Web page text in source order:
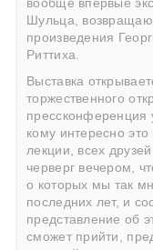
вообще впервые
Шульца,
произведения
Риттиха.
Выставка
торжественного
прессконференция
кому интересно
лекции, всех
черверг вечером,
о которых мы так
последних лет, и
представление об
сможет прийти,